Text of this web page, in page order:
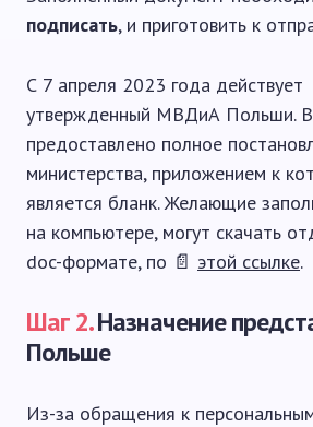
подписать, и приготовить к
С 7 апреля 2023 года действует
утвержденный МВДиА Польши.
предоставлено полное
министерства, приложением к
является бланк. Желающие
на компьютере, могут скачать
doc-формате, по 📄 этой ссылке.
Шаг 2.Назначение
Польше
Из-за обращения к